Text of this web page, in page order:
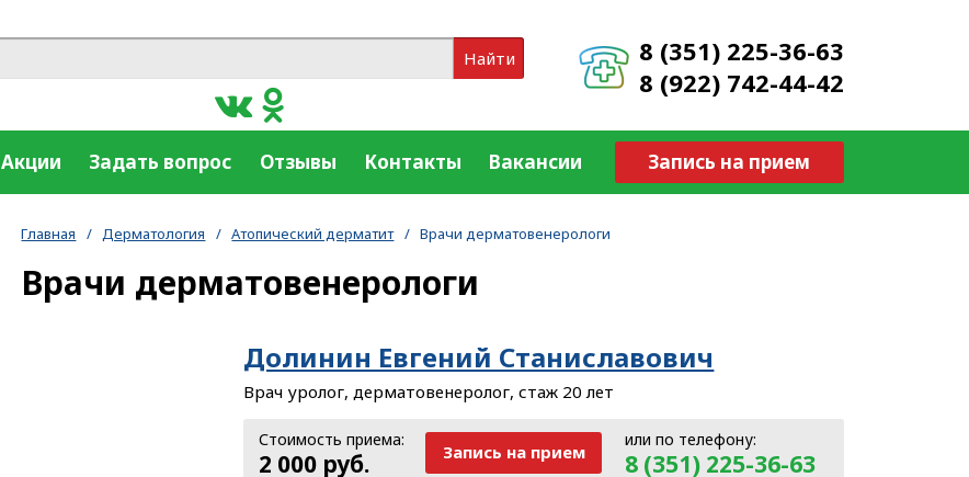
8 (351) 225-36-63
8 (922) 742-44-42
Найти
Запись на прием
Акции Задать вопрос Отзывы Контакты Вакансии
Главная / Дерматология / Атопический дерматит / Врачи дерматовенерологи
Врачи дерматовенерологи
Долинин Евгений Станиславович
Врач уролог, дерматовенеролог, стаж 20 лет
или по телефону:
8 (351) 225-36-63
Стоимость приема:
2 000 руб. Запись на прием